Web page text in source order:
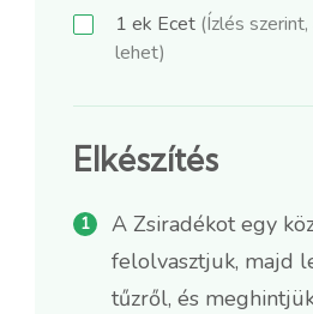
1 ek Ecet (Ízlés
lehet)
Elkészítés
A Zsiradékot egy
felolvasztjuk, majd
tűzről, és